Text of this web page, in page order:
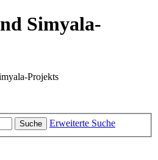
Simyala-
Projekts
Suche Erweiterte Suche